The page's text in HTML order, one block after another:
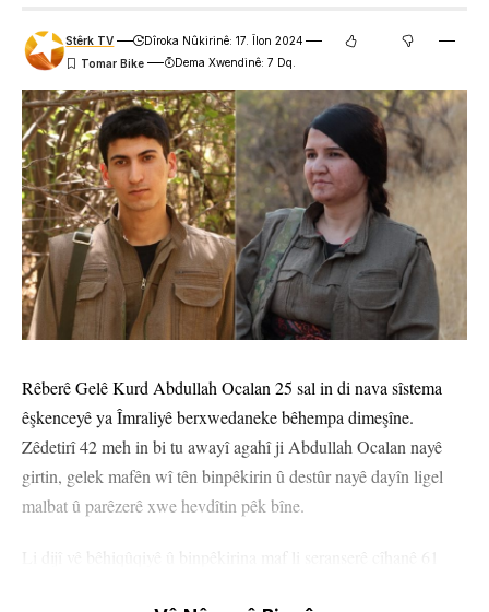
Stêrk TV
Dîroka Nûkirinê: 17. Îlon 2024
Dema Xwendinê: 7 Dq.
Rêberê Gelê Kurd Abdullah Ocalan 25 sal in di nava sîstema
êşkenceyê ya Îmraliyê berxwedaneke bêhempa dimeşîne.
Zêdetirî 42 meh in bi tu awayî agahî ji Abdullah Ocalan nayê
girtin, gelek mafên wî tên binpêkirin û destûr nayê dayîn ligel
malbat û parêzerê xwe hevdîtin pêk bîne.
Li dijî vê bêhiqûqiyê û binpêkirina maf li seranserê cîhanê 61